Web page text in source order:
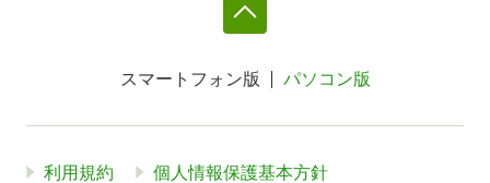
スマートフォン版 パソコン版
利用規約 個人情報保護基本方針